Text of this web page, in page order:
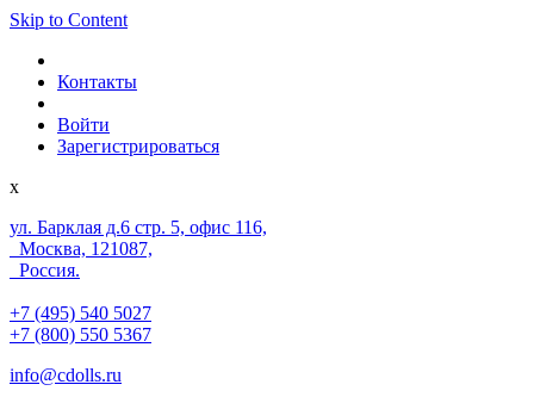
Skip to Content
Контакты
Войти
Зарегистрироваться
x
ул. Барклая д.6 стр. 5, офис 116,
Москва, 121087,
Россия.
+7 (495) 540 5027
+7 (800) 550 5367
info@cdolls.ru